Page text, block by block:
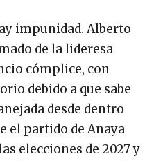
impunidad. Alberto
de la lideresa
cómplice, con
debido a que sabe
desde dentro
el partido de Anaya
elecciones de 2027 y